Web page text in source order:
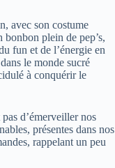
avec son costume
plein de pep’s,
fun et de l’énergie en
le monde sucré
à conquérir le
d’émerveiller nos
présentes dans nos
rappelant un peu